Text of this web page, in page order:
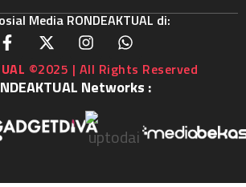
Media RONDEAKTUAL di:
©2025 | All Rights Reserved
Networks :